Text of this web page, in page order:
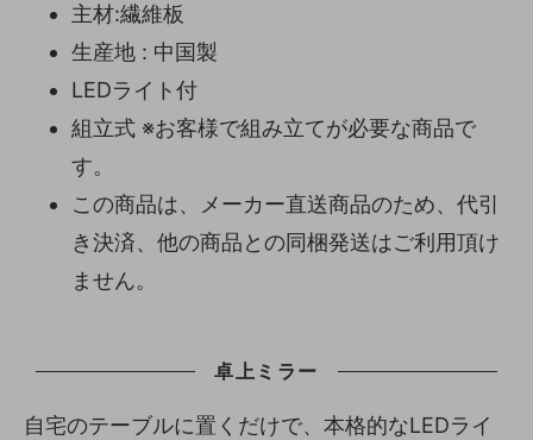
主材:繊維板
生産地 : 中国製
LEDライト付
組立式 ※お客様で組み立てが必要な商品で
す。
この商品は、メーカー直送商品のため、代引
き決済、他の商品との同梱発送はご利用頂け
ません。
卓上ミラー
自宅のテーブルに置くだけで、本格的なLEDライ